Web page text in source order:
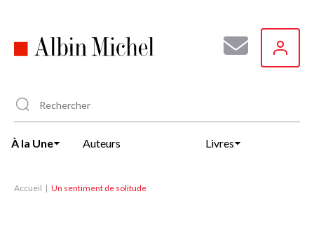
principal
À la Une Auteurs Livres
Accueil Un sentiment de solitude